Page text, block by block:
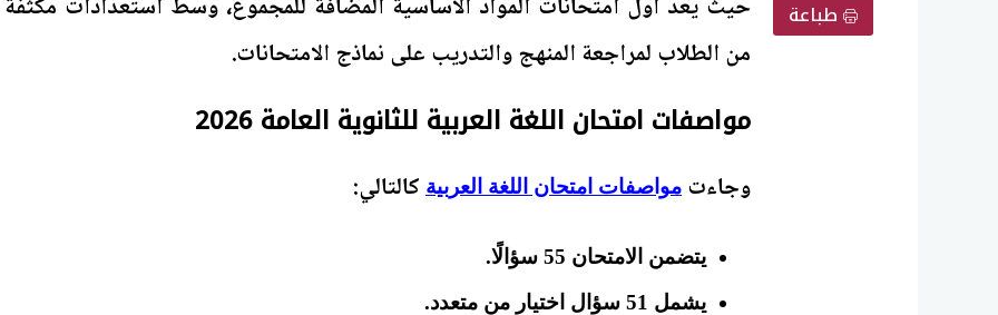
طباعة
حيث يعد أول امتحانات المواد الأساسية المضافة للمجموع، وسط استعدادات مكثفة
من الطلاب لمراجعة المنهج والتدريب على نماذج الامتحانات.
مواصفات امتحان اللغة العربية للثانوية العامة 2026
وجاءت مواصفات امتحان اللغة العربية كالتالي:
يتضمن الامتحان 55 سؤالًا.
يشمل 51 سؤال اختيار من متعدد.